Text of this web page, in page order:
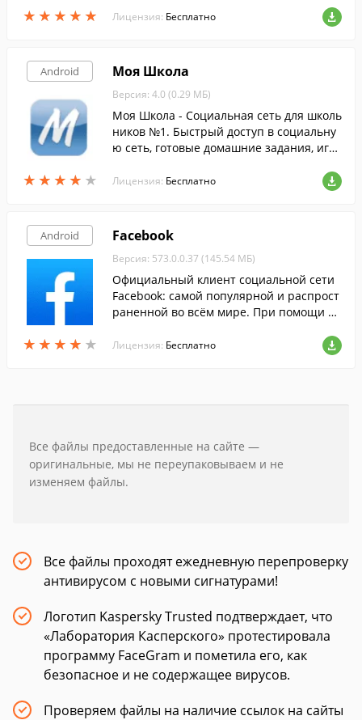
★ ★ ★ ★ ★
★ ★ ★ ★ ★
ы.
Лицензия: Бесплатно
Android
★ ★ ★ ★ ★
★ ★ ★ ★ ★
Моя Школа
Версия: 4.0 (0.29 МБ)
Моя Школа - Социальная сеть для школь
ников №1. Быстрый доступ в социальну
ю сеть, готовые домашние задания, игр
елей.
Лицензия: Бесплатно
Android
★ ★ ★ ★ ★
★ ★ ★ ★ ★
Facebook
Версия: 573.0.0.37 (145.54 МБ)
Официальный клиент социальной сети
Facebook: самой популярной и распрост
раненной во всём мире. При помощи да
станет гораздо проще.
Лицензия: Бесплатно
Все файлы предоставленные на сайте —
оригинальные, мы не переупаковываем и не
изменяем файлы.
Все файлы проходят ежедневную перепроверку
антивирусом с новыми сигнатурами!
Логотип Kaspersky Trusted подтверждает, что
«Лаборатория Касперского» протестировала
программу FaceGram и пометила его, как
безопасное и не содержащее вирусов.
Проверяем файлы на наличие ссылок на сайты